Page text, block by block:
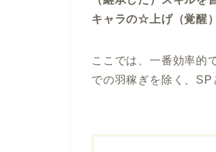
キャラの☆上げ（覚醒
ここでは、一番効率的
での羽稼ぎを除く、SP